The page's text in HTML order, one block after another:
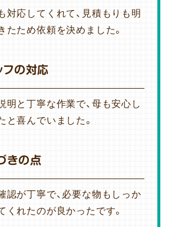
対応してくれて、見積もりも明
たため依頼を決めました。
フの対応
明と丁寧な作業で、母も安心し
と喜んでいました。
きの点
認が丁寧で、必要な物もしっか
くれたのが良かったです。